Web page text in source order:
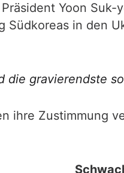
Yoon
Südkoreas in den
die gravierendste
ihre Zustimmung